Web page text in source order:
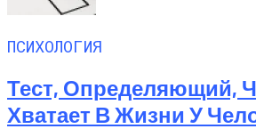
ПСИХОЛОГИЯ
Тест, Определяющий,
Хватает В Жизни У